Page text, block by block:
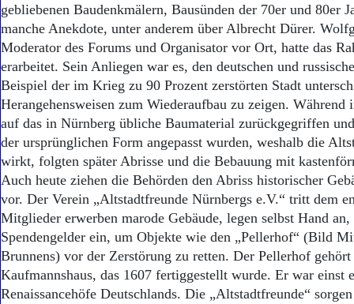
Start
Wer wir sind
Aktuelle Ausgabe
Abonnenten-Login
Abonnent werden
Abo Prämien
Archiv
Mediadaten
Berlin-Brandenburg
Schlesien
Danzig und Westpreußen
Bücher
Kontakt
Impressum
Datenschutz
gebliebenen Baudenkmälern, Bausünden der 70er und 80er
manche Anekdote, unter anderem über Albrecht Dürer.
Moderator des Forums und Organisator vor Ort, hatte das
erarbeitet. Sein Anliegen war es, den deutschen und
Beispiel der im Krieg zu 90 Prozent zerstörten Stadt
Herangehensweisen zum Wiederaufbau zu zeigen. Während
auf das in Nürnberg übliche Baumaterial zurückgegriffen
der ursprünglichen Form angepasst wurden, weshalb die
wirkt, folgten später Abrisse und die Bebauung mit
Auch heute ziehen die Behörden den Abriss historischer
vor. Der Verein „Altstadtfreunde Nürnbergs e.V.“ tritt dem
Mitglieder erwerben marode Gebäude, legen selbst Hand an,
Spendengelder ein, um Objekte wie den „Pellerhof“ (Bild
Brunnens) vor der Zerstörung zu retten. Der Pellerhof
Kaufmannshaus, das 1607 fertiggestellt wurde. Er war einst
Renaissancehöfe Deutschlands. Die „Altstadtfreunde“